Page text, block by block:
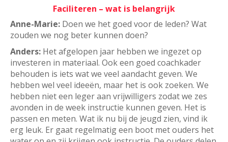
Faciliteren – wat is belangrijk
Anne-Marie: Doen we het goed voor de leden? Wat
zouden we nog beter kunnen doen?
Anders: Het afgelopen jaar hebben we ingezet op
investeren in materiaal. Ook een goed coachkader
behouden is iets wat we veel aandacht geven. We
hebben wel veel ideeën, maar het is ook zoeken. We
hebben niet een leger aan vrijwilligers zodat we zes
avonden in de week instructie kunnen geven. Het is
passen en meten. Wat ik nu bij de jeugd zien, vind ik
erg leuk. Er gaat regelmatig een boot met ouders het